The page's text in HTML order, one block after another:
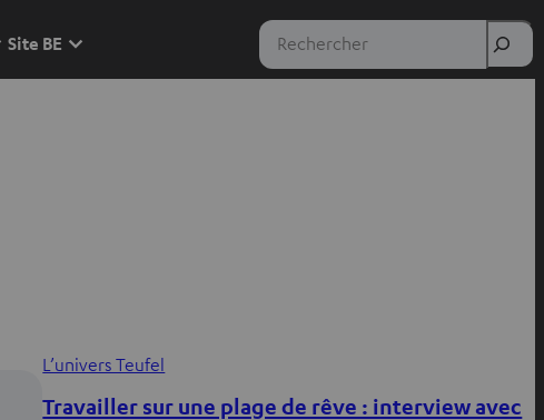
Site BE Rechercher
L’univers Teufel
Travailler sur une plage de rêve : interview avec